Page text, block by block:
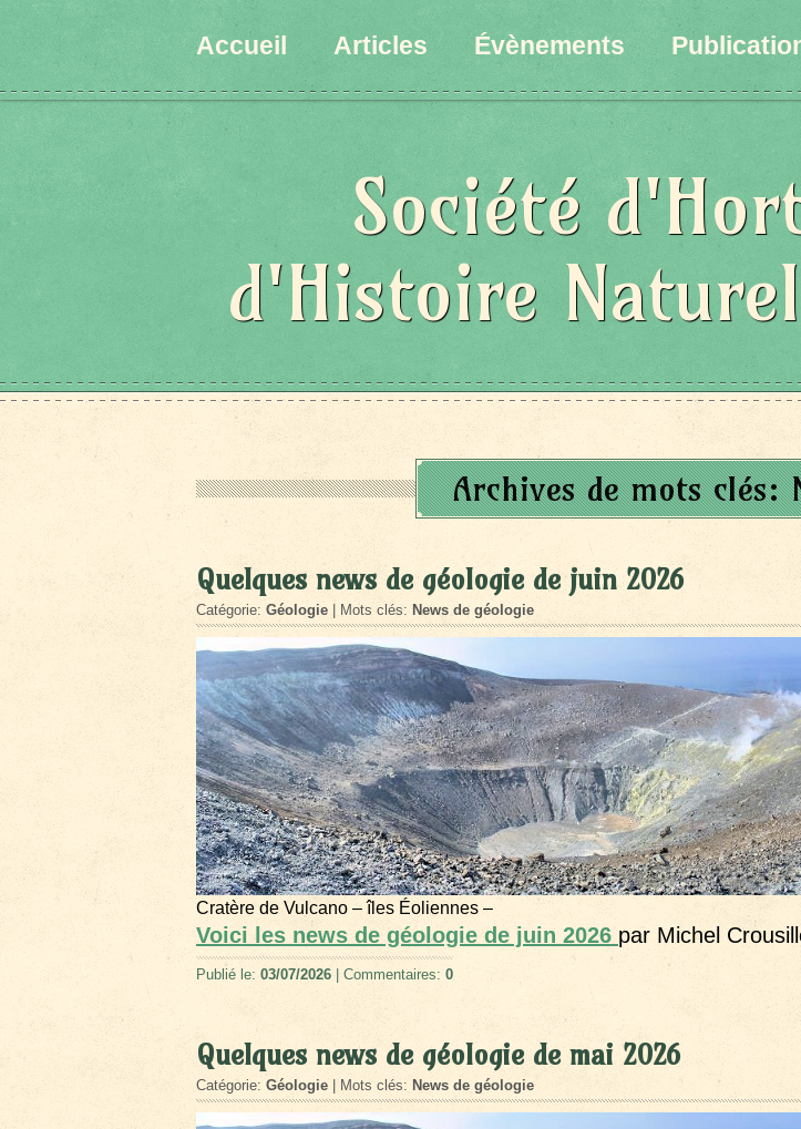
Accueil Articles Évènements
Société
d'Histoire
Archives de mots clés:
Quelques news de géologie de juin 2026
Catégorie: Géologie | Mots clés: News de géologie
Cratère de Vulcano – îles Éoliennes –
Voici les news de géologie de juin 2026 par Michel
Publié le: 03/07/2026 | Commentaires: 0
Quelques news de géologie de mai 2026
Catégorie: Géologie | Mots clés: News de géologie